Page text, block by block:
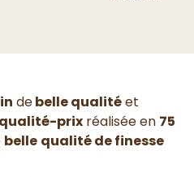
debelle qualitéet
prix réalisée en 75
belle qualité de finesse